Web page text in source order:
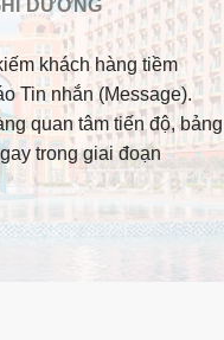
DƯỠNG
khách hàng tiềm
Tin nhắn (Message).
quan tâm tiến độ, bảng
trong giai đoạn